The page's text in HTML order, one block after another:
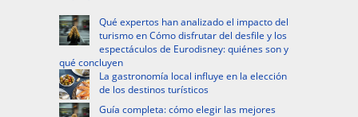
Qué expertos han analizado el impacto del
turismo en Cómo disfrutar del desfile y los
espectáculos de Eurodisney: quiénes son y
qué concluyen
La gastronomía local influye en la elección
de los destinos turísticos
Guía completa: cómo elegir las mejores